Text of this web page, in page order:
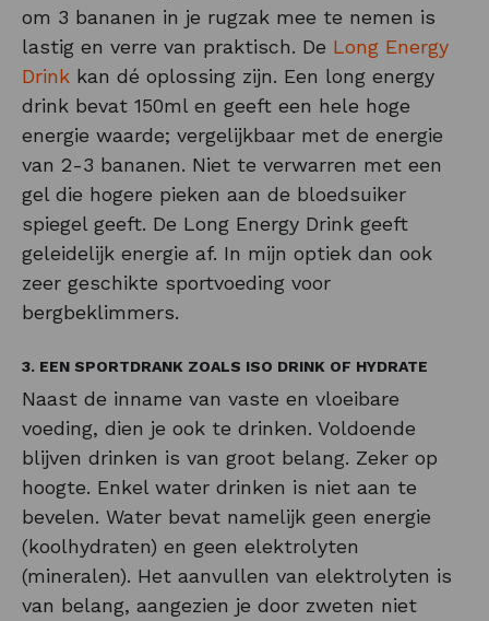
om 3 bananen in je rugzak mee te nemen is
lastig en verre van praktisch. De Long Energy
Drink kan dé oplossing zijn. Een long energy
drink bevat 150ml en geeft een hele hoge
energie waarde; vergelijkbaar met de energie
van 2-3 bananen. Niet te verwarren met een
gel die hogere pieken aan de bloedsuiker
spiegel geeft. De Long Energy Drink geeft
geleidelijk energie af. In mijn optiek dan ook
zeer geschikte sportvoeding voor
bergbeklimmers.
3. EEN SPORTDRANK ZOALS ISO DRINK OF HYDRATE
Naast de inname van vaste en vloeibare
voeding, dien je ook te drinken. Voldoende
blijven drinken is van groot belang. Zeker op
hoogte. Enkel water drinken is niet aan te
bevelen. Water bevat namelijk geen energie
(koolhydraten) en geen elektrolyten
(mineralen). Het aanvullen van elektrolyten is
van belang, aangezien je door zweten niet